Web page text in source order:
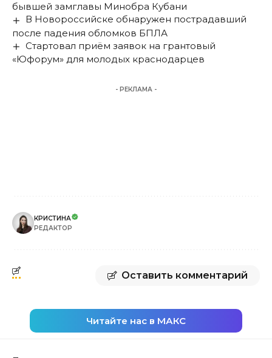
бывшей замглавы Минобра Кубани
В Новороссийске обнаружен пострадавший
после падения обломков БПЛА
Стартовал приём заявок на грантовый
«Юфорум» для молодых краснодарцев
- РЕКЛАМА -
КРИСТИНА
РЕДАКТОР
Оставить комментарий
Читайте нас в МАКС